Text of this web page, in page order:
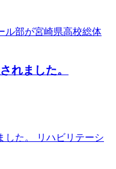
ル部が宮崎県高校総体
れました。
した。 リハビリテーシ